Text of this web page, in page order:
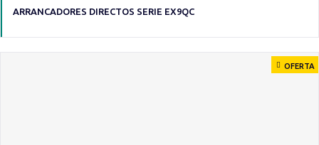
ARRANCADORES DIRECTOS SERIE EX9QC
OFERTA